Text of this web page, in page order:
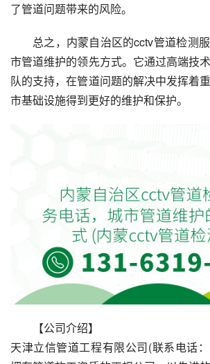
了管道问题带来的风险。
总之，内蒙自治区的cctv管道检测
市管道维护的领先方式。它通过高端技
队的支持，在管道问题的解决中发挥着
市基础设施得到更好的维护和保护。
【公司介绍】
天津立信管道工程有限公司(联系电话：